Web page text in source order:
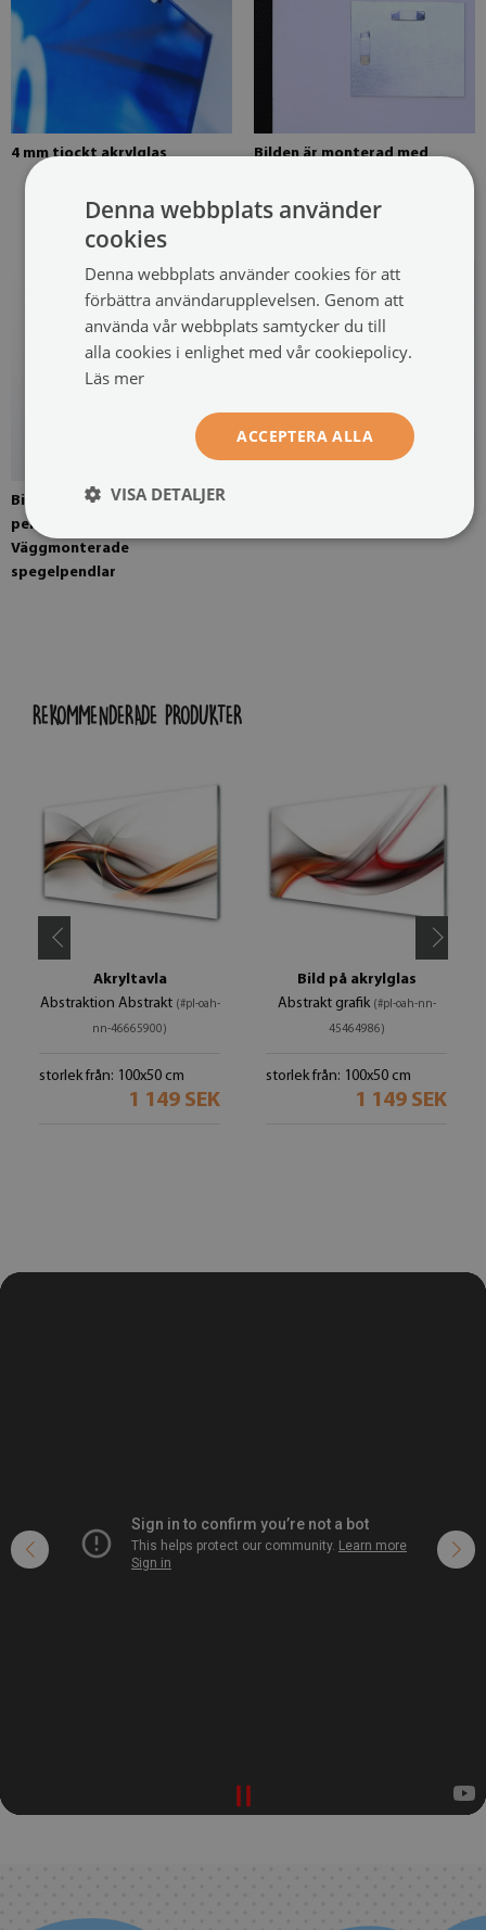
4 mm tjockt akrylglas
Bilden är monterad med
Hängarna sitter fast på två
Bild monterad med fyra
pendlar som tillval.
Väggmonterade
spegelpendlar
REKOMMENDERADE PRODUKTER
Akryltavla
Abstraktion Abstrakt (#pl-oah-
nn-46665900)
storlek från: 100x50 cm
1 149 SEK
Bild på akrylglas
Abstrakt grafik (#pl-oah-nn-
45464986)
storlek från: 100x50 cm
1 149 SEK
Denna webbplats använder
cookies
Denna webbplats använder cookies för att
förbättra användarupplevelsen. Genom att
använda vår webbplats samtycker du till
alla cookies i enlighet med vår cookiepolicy.
Läs mer
ACCEPTERA ALLA
VISA DETALJER